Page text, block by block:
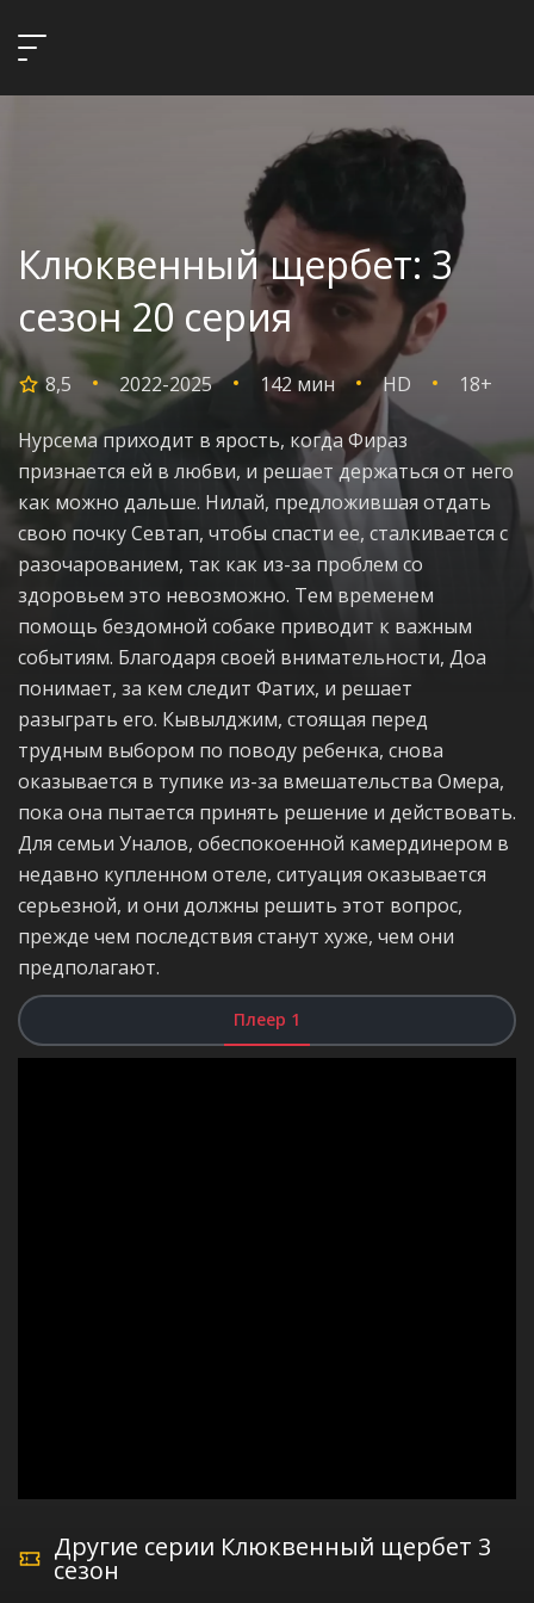
Клюквенный щербет: 3
сезон 20 серия
8,5 2022-2025 142 мин HD 18+
Нурсема приходит в ярость, когда Фираз
признается ей в любви, и решает держаться от него
как можно дальше. Нилай, предложившая отдать
свою почку Севтап, чтобы спасти ее, сталкивается с
разочарованием, так как из-за проблем со
здоровьем это невозможно. Тем временем
помощь бездомной собаке приводит к важным
событиям. Благодаря своей внимательности, Доа
понимает, за кем следит Фатих, и решает
разыграть его. Кывылджим, стоящая перед
трудным выбором по поводу ребенка, снова
оказывается в тупике из-за вмешательства Омера,
пока она пытается принять решение и действовать.
Для семьи Уналов, обеспокоенной камердинером в
недавно купленном отеле, ситуация оказывается
серьезной, и они должны решить этот вопрос,
прежде чем последствия станут хуже, чем они
предполагают.
Плеер 1
Другие серии Клюквенный щербет 3
сезон